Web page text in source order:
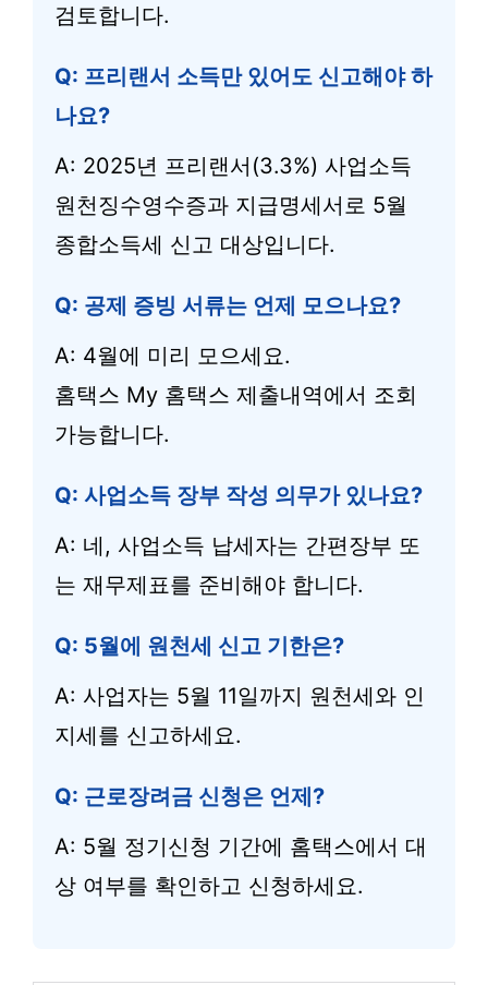
검토합니다.
Q: 프리랜서 소득만 있어도 신고해야 하
나요?
A: 2025년 프리랜서(3.3%) 사업소득
원천징수영수증과 지급명세서로 5월
종합소득세 신고 대상입니다.
Q: 공제 증빙 서류는 언제 모으나요?
A: 4월에 미리 모으세요.
홈택스 My 홈택스 제출내역에서 조회
가능합니다.
Q: 사업소득 장부 작성 의무가 있나요?
A: 네, 사업소득 납세자는 간편장부 또
는 재무제표를 준비해야 합니다.
Q: 5월에 원천세 신고 기한은?
A: 사업자는 5월 11일까지 원천세와 인
지세를 신고하세요.
Q: 근로장려금 신청은 언제?
A: 5월 정기신청 기간에 홈택스에서 대
상 여부를 확인하고 신청하세요.